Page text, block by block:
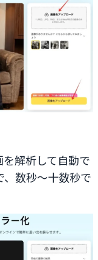
を解析して自動で
数秒〜十数秒で